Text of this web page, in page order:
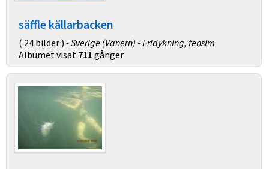
säffle källarbacken
( 24 bilder ) - Sverige (Vänern) - Fridykning, fensim
Albumet visat 711 gånger